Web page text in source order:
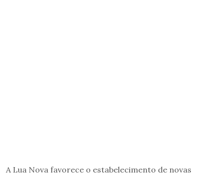
A Lua Nova favorece o estabelecimento de novas